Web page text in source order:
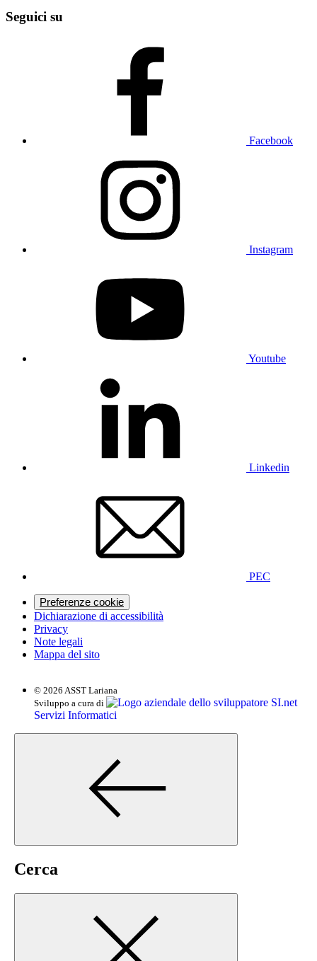
Seguici su
Facebook
Instagram
Youtube
Linkedin
PEC
Preferenze cookie
Dichiarazione di accessibilità
Privacy
Note legali
Mappa del sito
© 2026 ASST Lariana
Sviluppo a cura di
SI.net
Servizi Informatici
Cerca